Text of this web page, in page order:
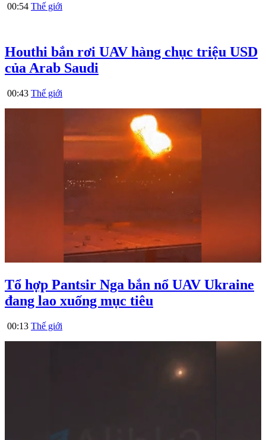
00:54 Thế giới
Houthi bắn rơi UAV hàng chục triệu USD
của Arab Saudi
00:43 Thế giới
Tổ hợp Pantsir Nga bắn nổ UAV Ukraine
đang lao xuống mục tiêu
00:13 Thế giới